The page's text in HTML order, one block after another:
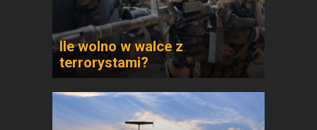
Ile wolno w walce z
terrorystami?